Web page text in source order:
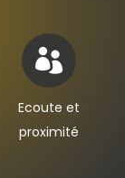

Ecoute et
proximité